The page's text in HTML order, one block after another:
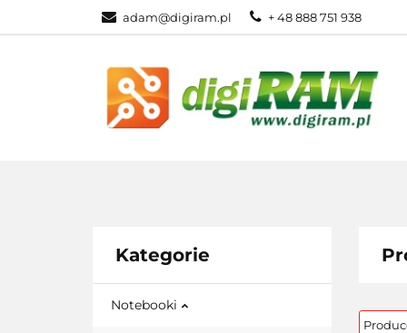
adam@digiram.pl + 48 888 751 938
SIEĆ
Kategorie
Notebooki